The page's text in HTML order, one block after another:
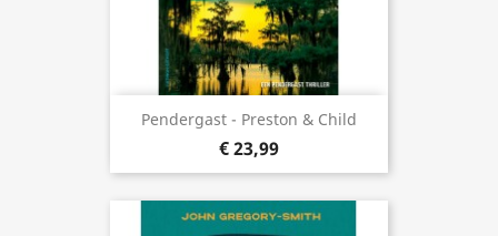
Pendergast - Preston & Child
€ 23,99